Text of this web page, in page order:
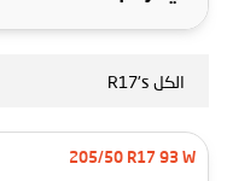
الكل R17's
205/50 R17 93 W